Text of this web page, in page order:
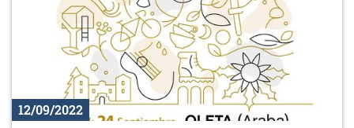
12/09/2022